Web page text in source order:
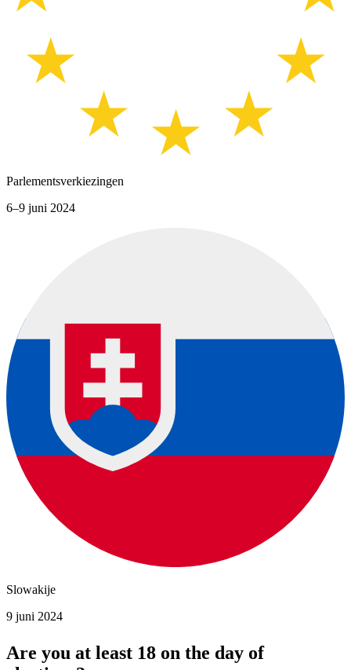
Parlementsverkiezingen
6–9 juni 2024
Slowakije
9 juni 2024
Are you at least 18 on the day of